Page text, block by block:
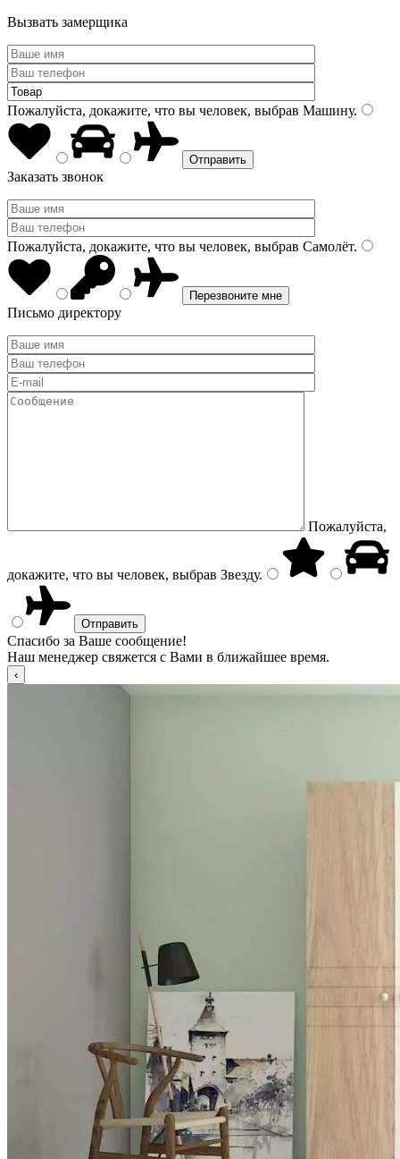
Вызвать замерщика
Пожалуйста, докажите, что вы человек, выбрав Машину.
Заказать звонок
Пожалуйста, докажите, что вы человек, выбрав Самолёт.
Письмо директору
Пожалуйста,
докажите, что вы человек, выбрав Звезду.
Спасибо за Ваше сообщение!
Наш менеджер свяжется с Вами в ближайшее время.